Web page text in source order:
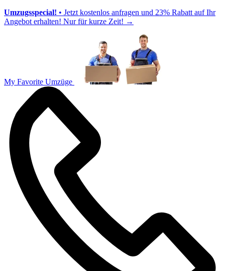
Umzugsspecial! • Jetzt kostenlos anfragen und 23% Rabatt auf Ihr
Angebot erhalten! Nur für kurze Zeit! →
My Favorite Umzüge